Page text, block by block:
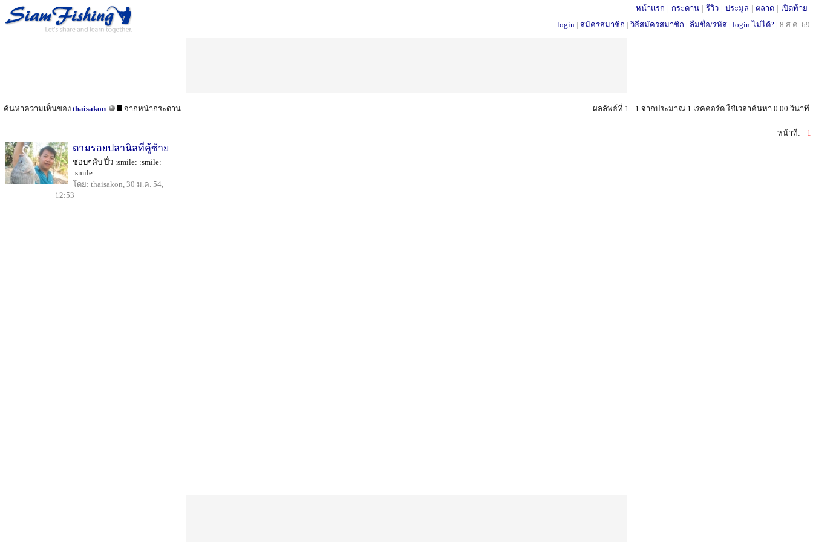
หน้าแรก | กระดาน | รีวิว | ประมูล | ตลาด | เปิดท้าย
login | สมัครสมาชิก | วิธีสมัครสมาชิก | ลืมชื่อ/รหัส | login ไม่ได้? | 8 ส.ค. 69
ค้นหาความเห็นของ thaisakon จากหน้ากระดาน ผลลัพธ์ที่ 1 - 1 จากประมาณ 1 เรคคอร์ด ใช้เวลาค้นหา 0.00 วินาที
หน้าที่: 1
ตามรอยปลานิลที่คู้ซ้าย
ชอบๆคับ ปิ๋ว :smile: :smile:
:smile:...
โดย: thaisakon, 30 ม.ค. 54,
12:53